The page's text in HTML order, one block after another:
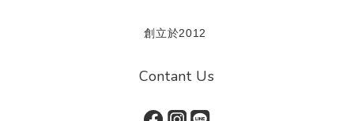
創立於2012
Contant Us